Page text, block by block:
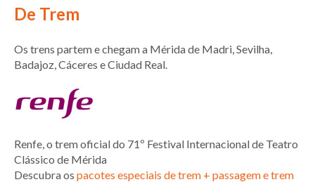
De Trem
Os trens partem e chegam a Mérida de Madri, Sevilha,
Badajoz, Cáceres e Ciudad Real.
Renfe, o trem oficial do 71º Festival Internacional de Teatro
Clássico de Mérida
Descubra os pacotes especiais de trem + passagem e trem